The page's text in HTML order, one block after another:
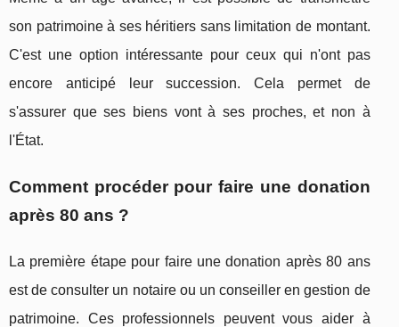
son patrimoine à ses héritiers sans limitation de montant.
C'est une option intéressante pour ceux qui n'ont pas
encore anticipé leur succession. Cela permet de
s'assurer que ses biens vont à ses proches, et non à
l'État.
Comment procéder pour faire une donation
après 80 ans ?
La première étape pour faire une donation après 80 ans
est de consulter un notaire ou un conseiller en gestion de
patrimoine. Ces professionnels peuvent vous aider à